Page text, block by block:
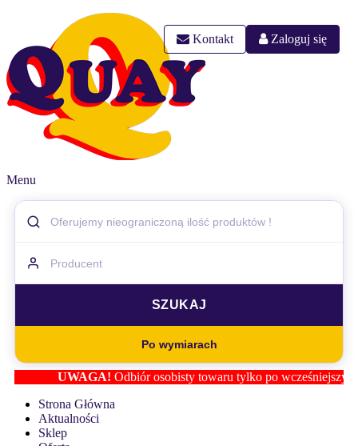
Kontakt Zaloguj się
Menu
Po wymiarach
UWAGA!Odbiór osobisty towaru tylko po wcześniejszym
Strona Główna
Aktualności
Sklep